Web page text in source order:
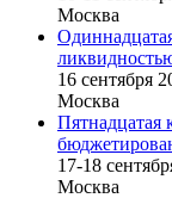
Москва
16 cентября
Москва
Пятнадцатая
17-18
Москва